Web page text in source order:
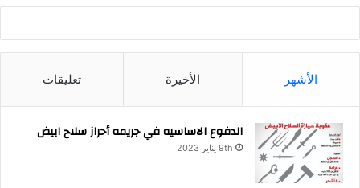
الأشهر الأخيرة تعليقات
الدفوع الاساسيه في جريمه أحراز سلاح ابيض
9th يناير 2023